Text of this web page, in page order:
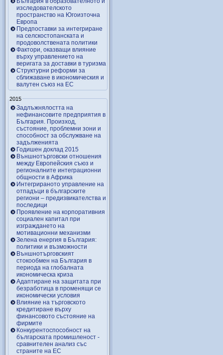
изследователското
пространство на Югоизточна
Европа
Предпоставки за интегриране
на селскостопанската и
продоволствената политики
Фактори, оказващи влияние
върху управлението на
веригата за доставки в туризма
Структурни реформи за
сближаване в икономическия и
валутен съюз на ЕС
2015
Задлъжнялостта на
нефинансовите предприятия в
България. Произход,
състояние, проблемни зони и
способност за обслужване на
задълженията
Годишен доклад 2015
Външнотърговски отношения
между Европейския съюз и
регионалните интеграционни
общности в Африка
Интегрираното управление на
отпадъци в българските
региони – предизвикателства и
последици
Проявление на корпоративния
социален капитал при
изграждането на
мотивационни механизми
Зелена енергия в България:
политики и възможности
Външнотърговският
стокообмен на България в
периода на глобалната
икономическа криза
Адаптиране на защитата при
безработица в променящи се
икономически условия
Влияние на търговското
кредитиране върху
финансовото състояние на
фирмите
Конкурентоспособност на
българската промишленост -
сравнителен анализ със
страните на ЕС